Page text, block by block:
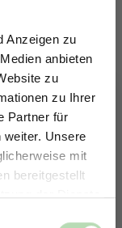
Anzeigen zu
anbieten
zu
zu Ihrer
Partner für
weiter. Unsere
mit
bereitgestellt
der Dienste
AUF